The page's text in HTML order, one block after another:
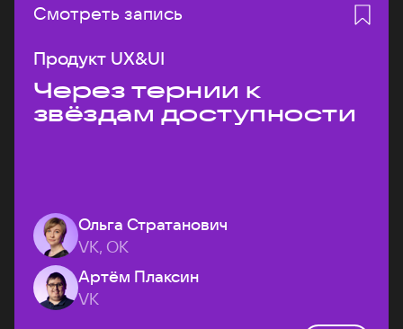
Смотреть запись
Продукт UX&UI
Через тернии к
звёздам доступности
Ольга Стратанович
VK, ОК
Артём Плаксин
VK